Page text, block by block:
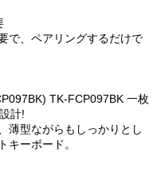
で、ペアリングするだけで
TK-FCP097BK 一枚
計!
薄型ながらもしっかりとし
キーボード。